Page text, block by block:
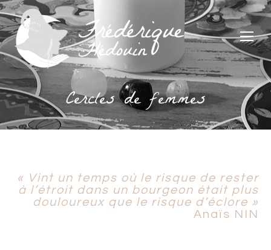
Cercles de femmes
« Vint un temps où le risque de rester
à l’étroit dans un bourgeon était plus
douloureux que le risque d’éclore »
Anaïs NIN